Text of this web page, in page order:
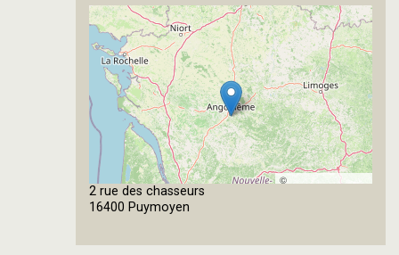
©
2 rue des chasseurs
16400 Puymoyen